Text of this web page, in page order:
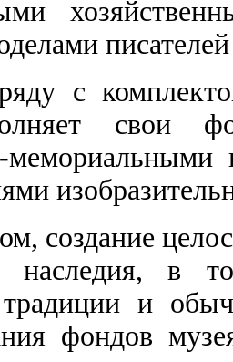
с
свои
создание
наследия, в
и
фондов